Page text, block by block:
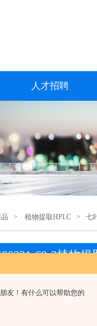
友！有什么可以帮助您的
人才招聘
> 植物提取HPLC > 七
69-3植物提
11-10